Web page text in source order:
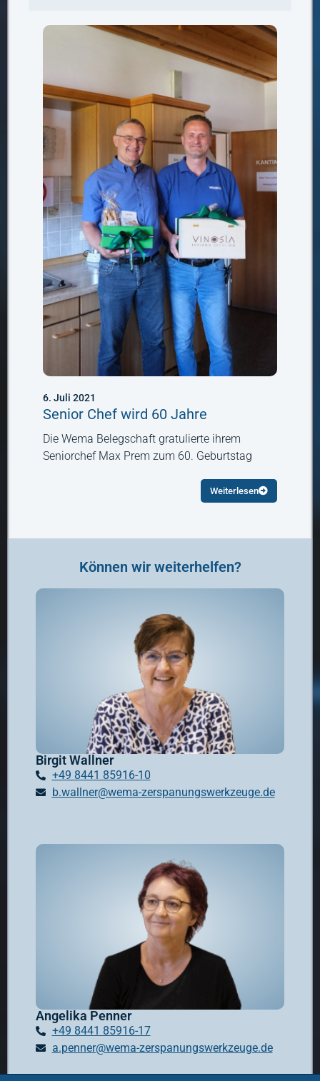
6. Juli 2021
Senior Chef wird 60 Jahre
Die Wema Belegschaft gratulierte ihrem
Seniorchef Max Prem zum 60. Geburtstag
Weiterlesen
Können wir weiterhelfen?
Birgit Wallner
+49 8441 85916-10
b.wallner@wema-zerspanungswerkzeuge.de
Angelika Penner
+49 8441 85916-17
a.penner@wema-zerspanungswerkzeuge.de